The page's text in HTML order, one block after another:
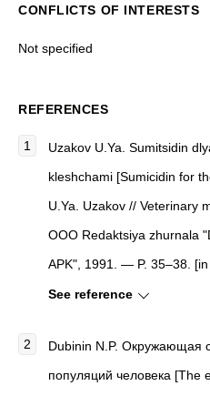
CONFLICTS OF INTERESTS
Not specified
REFERENCES
Uzakov U.Ya. Sumitsidin
kleshchami [Sumicidin for
U.Ya. Uzakov //
OOO Redaktsiya zhurnala
APK", 1991. — P. 35–38. [in
See reference
Dubinin N.P. Окружающая
популяций человека [The